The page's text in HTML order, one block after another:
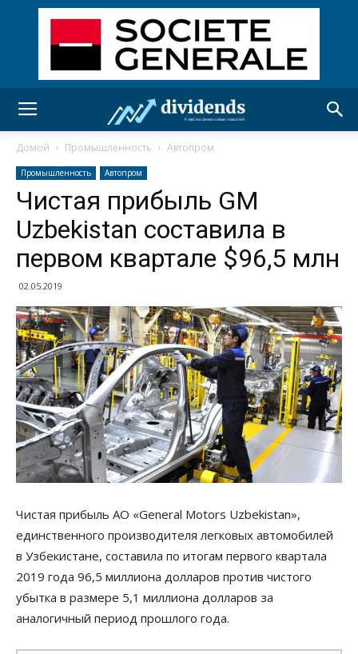
Домой Промышленность Автопром
Промышленность Автопром
Чистая прибыль GM
Uzbekistan составила в
первом квартале $96,5 млн
02.05.2019
Чистая прибыль АО «General Motors Uzbekistan»,
единственного производителя легковых автомобилей
в Узбекистане, составила по итогам первого квартала
2019 года 96,5 миллиона долларов против чистого
убытка в размере 5,1 миллиона долларов за
аналогичный период прошлого года.